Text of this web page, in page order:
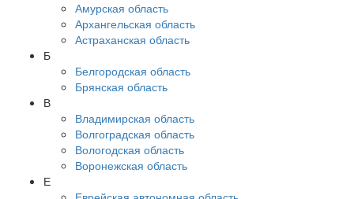
Амурская область
Архангельская область
Астраханская область
Б
Белгородская область
Брянская область
В
Владимирская область
Волгоградская область
Вологодская область
Воронежская область
Е